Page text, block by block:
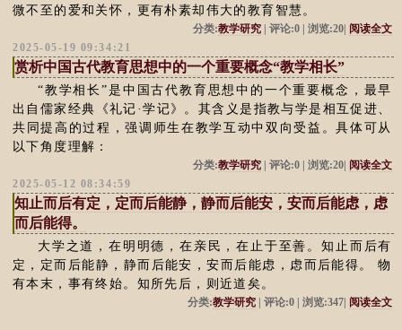
微不至的爱和关怀，更有朴素却伟大的教育智慧。
分类:教学研究| 评论:0 | 浏览:20| 阅读全文
2025-05-19 09:34:21
赏析中国古代教育思想中的一个重要概念“教学相长”
“教学相长”是中国古代教育思想中的一个重要概念，最早
出自儒家经典《礼记·学记》。其含义是指教与学是相互促进、
共同提高的过程，强调师生在教学互动中双向受益。具体可从
以下角度理解：
分类:教学研究| 评论:0 | 浏览:20| 阅读全文
2025-05-12 08:34:59
知止而后有定，定而后能静，静而后能安，安而后能虑，虑
而后能得。
大学之道，在明明德，在亲民，在止于至善。知止而后有
定，定而后能静，静而后能安，安而后能虑，虑而后能得。 物
有本末，事有终始。知所先后，则近道矣。
分类:教学研究| 评论:0 | 浏览:347| 阅读全文